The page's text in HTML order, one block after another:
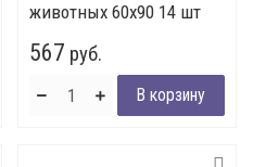
животных 60х90 14 шт
567 руб.